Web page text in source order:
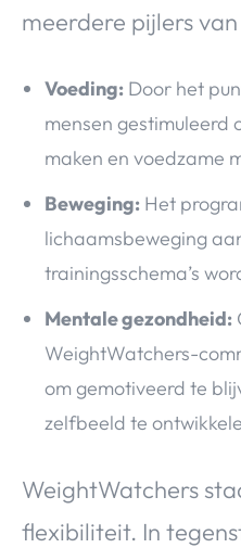
meerdere pijlers
Voeding: Door het
mensen gestimuleerd
maken en voedzame
Beweging: Het
lichaamsbeweging
trainingsschema’s
Mentale gezondheid:
WeightWatchers-
om gemotiveerd te
zelfbeeld te
WeightWatchers
flexibiliteit. In